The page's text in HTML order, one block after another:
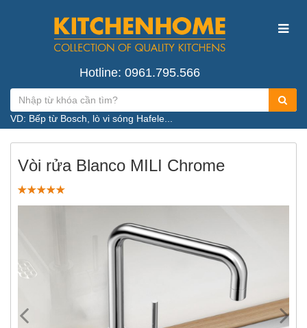
Hotline: 0961.795.566
VD: Bếp từ Bosch, lò vi sóng Hafele...
Vòi rửa Blanco MILI Chrome